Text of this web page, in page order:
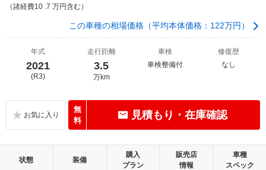
（諸経費10 .7 万円含む）
この車種の相場価格（平均本体価格：122万円）
年式
2021
(R3)
走行距離
3.5
万km
車検
車検整備付
修復歴
なし
無
料
見積もり・在庫確認
状態 装備
購入
プラン
販売店
情報
車種
スペック